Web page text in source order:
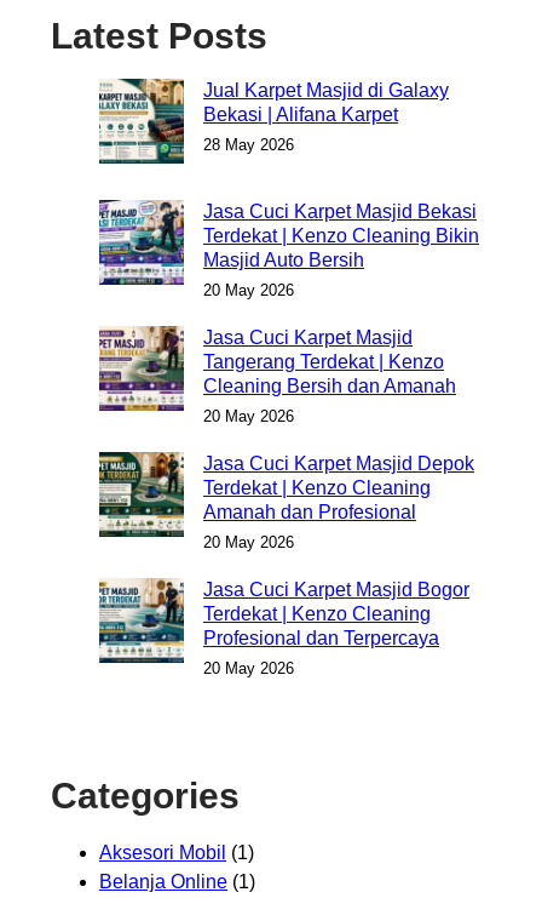
Latest Posts
Jual Karpet Masjid di Galaxy
Bekasi | Alifana Karpet
28 May 2026
Jasa Cuci Karpet Masjid Bekasi
Terdekat | Kenzo Cleaning Bikin
Masjid Auto Bersih
20 May 2026
Jasa Cuci Karpet Masjid
Tangerang Terdekat | Kenzo
Cleaning Bersih dan Amanah
20 May 2026
Jasa Cuci Karpet Masjid Depok
Terdekat | Kenzo Cleaning
Amanah dan Profesional
20 May 2026
Jasa Cuci Karpet Masjid Bogor
Terdekat | Kenzo Cleaning
Profesional dan Terpercaya
20 May 2026
Categories
Aksesori Mobil (1)
Belanja Online (1)